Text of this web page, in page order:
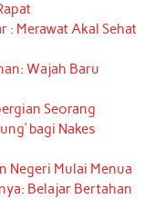
: Merawat Akal Sehat
Wajah Baru
Seorang
bagi Nakes
Negeri Mulai Menua
Belajar Bertahan